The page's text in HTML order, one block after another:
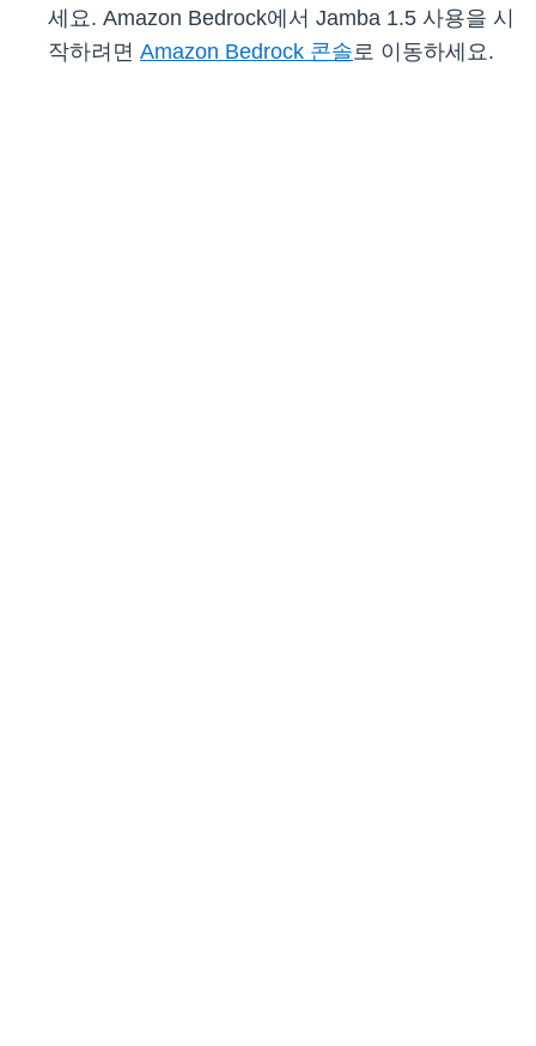
세요. Amazon Bedrock에서 Jamba 1.5 사용을 시
작하려면 Amazon Bedrock 콘솔로 이동하세요.